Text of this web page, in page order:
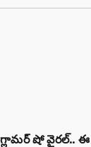
షో వైరల్.. ఈ